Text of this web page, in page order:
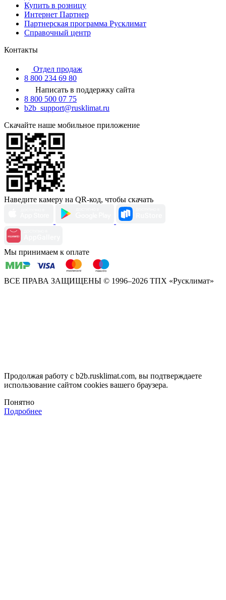
Купить в розницу
Интернет Партнер
Партнерская программа Русклимат
Справочный центр
Контакты
Отдел продаж
8 800 234 69 80
Написать в поддержку сайта
8 800 500 07 75
b2b_support@rusklimat.ru
Скачайте наше мобильное приложение
Наведите камеру на QR-код, чтобы скачать
Мы принимаем к оплате
ВСЕ ПРАВА ЗАЩИЩЕНЫ © 1996–2026 ТПХ «Русклимат»
Продолжая работу с b2b.rusklimat.com, вы подтверждаете
использование сайтом cookies вашего браузера.
Понятно
Подробнее